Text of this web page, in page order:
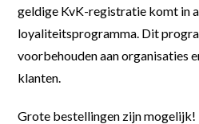
geldige KvK-registratie komt in
loyaliteitsprogramma. Dit
voorbehouden aan organisaties
klanten.
Grote bestellingen zijn